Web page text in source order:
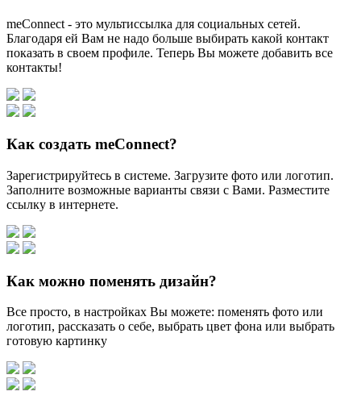
meConnect - это мультиссылка для социальных сетей.
Благодаря ей Вам не надо больше выбирать какой контакт
показать в своем профиле. Теперь Вы можете добавить все
контакты!
Как создать meConnect?
Зарегистрируйтесь в системе. Загрузите фото или логотип.
Заполните возможные варианты связи с Вами. Разместите
ссылку в интернете.
Как можно поменять дизайн?
Все просто, в настройках Вы можете: поменять фото или
логотип, рассказать о себе, выбрать цвет фона или выбрать
готовую картинку